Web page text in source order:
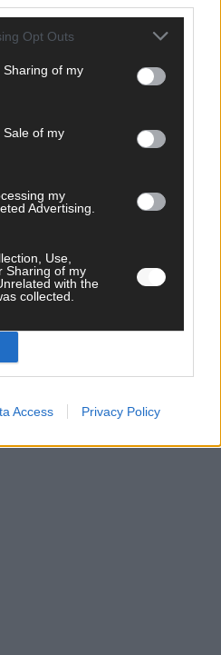
Opt Outs
of my
of my
my
Advertising.
Use,
Sharing of my
with the
collected.
Access Privacy Policy